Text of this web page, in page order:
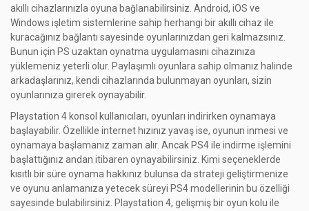
akıllı cihazlarınızla oyuna bağlanabilirsiniz. Android, iOS ve
Windows işletim sistemlerine sahip herhangi bir akıllı cihaz ile
kuracağınız bağlantı sayesinde oyunlarınızdan geri kalmazsınız.
Bunun için PS uzaktan oynatma uygulamasını cihazınıza
yüklemeniz yeterli olur. Paylaşımlı oyunlara sahip olmanız halinde
arkadaşlarınız, kendi cihazlarında bulunmayan oyunları, sizin
oyunlarınıza girerek oynayabilir.
Playstation 4 konsol kullanıcıları, oyunları indirirken oynamaya
başlayabilir. Özellikle internet hızınız yavaş ise, oyunun inmesi ve
oynamaya başlamanız zaman alır. Ancak PS4 ile indirme işlemini
başlattığınız andan itibaren oynayabilirsiniz. Kimi seçeneklerde
kısıtlı bir süre oynama hakkınız bulunsa da strateji geliştirmenize
ve oyunu anlamanıza yetecek süreyi PS4 modellerinin bu özelliği
sayesinde bulabilirsiniz. Playstation 4, gelişmiş bir oyun kolu ile